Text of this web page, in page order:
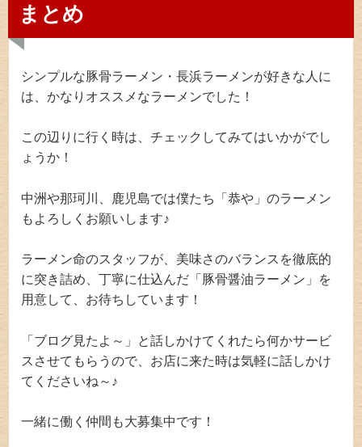
まとめ
シンプルな豚骨ラーメン・長浜ラーメンが好きな人に
は、かなりオススメなラーメンでした！
この辺りに行く時は、チェックしてみてはいかがでし
ょうか！
中洲や那珂川、鹿児島では僕たち「恭や」のラーメン
もよろしくお願いします♪
ラーメン命のスタッフが、美味さのバランスを徹底的
に突き詰め、丁寧に仕込んだ「豚骨醤油ラーメン」を
用意して、お待ちしています！
「ブログ見たよ～」と話しかけてくれたら何かサービ
スさせてもらうので、お店に来た時は気軽に話しかけ
てくださいね～♪
一緒に働く仲間も大募集中です！